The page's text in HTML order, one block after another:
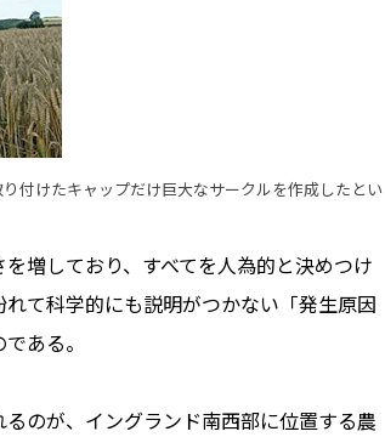
付けたキャップだけ巨大なサークルを作成したとい
増しており、すべてを人為的と決めつけ
て科学的にも説明がつかない「発生原因
ある。
のが、イングランド南西部に位置する農